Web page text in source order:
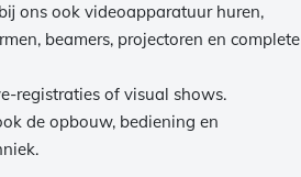
ons ook videoapparatuur huren,
beamers, projectoren en complete
registraties of visual shows.
de opbouw, bediening en